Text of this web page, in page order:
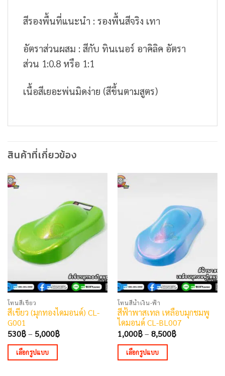
สีรองพื้นที่แนะนำ : รองพื้นสีจริง เทา
อัตราส่วนผสม : สีกับ ทินเนอร์ อาคิลิค อัตรา
ส่วน 1:0.8 หรือ 1:1
เนื้อสีเยอะพ่นมิดง่าย (สีขึ้นตามสูตร)
สินค้าที่เกี่ยวข้อง
โทนสีเขียว
สีเขียว (มุกทองไดมอนด์) CL-
G001
530฿ – 5,000฿Price
เลือกรูปแบบ
โทนสีน้ำเงิน-ฟ้า
สีฟ้าพาสเทล เหลือบมุกชมพู
ไดมอนด์ CL-BL007
1,000฿ – 8,500฿Price
เลือกรูปแบบ